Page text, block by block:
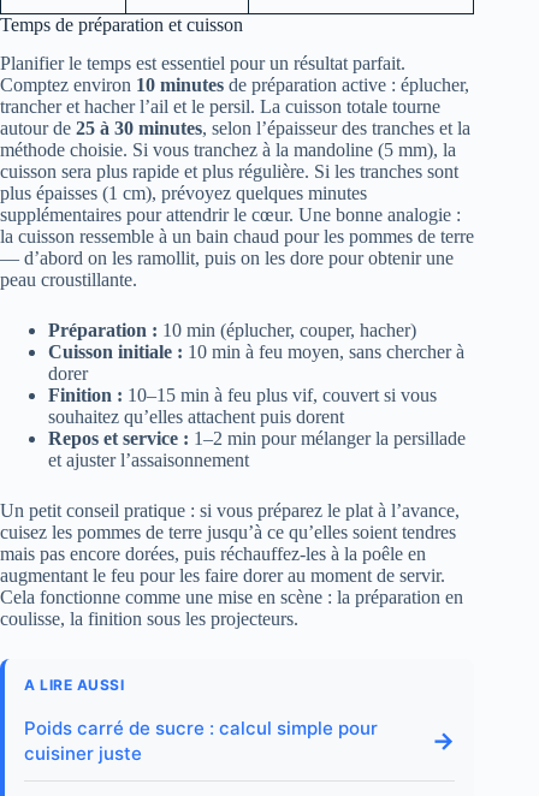
Temps de préparation et cuisson
Planifier le temps est essentiel pour un résultat parfait.
Comptez environ 10 minutes de préparation active : éplucher,
trancher et hacher l’ail et le persil. La cuisson totale tourne
autour de 25 à 30 minutes, selon l’épaisseur des tranches et la
méthode choisie. Si vous tranchez à la mandoline (5 mm), la
cuisson sera plus rapide et plus régulière. Si les tranches sont
plus épaisses (1 cm), prévoyez quelques minutes
supplémentaires pour attendrir le cœur. Une bonne analogie :
la cuisson ressemble à un bain chaud pour les pommes de terre
— d’abord on les ramollit, puis on les dore pour obtenir une
peau croustillante.
Préparation : 10 min (éplucher, couper, hacher)
Cuisson initiale : 10 min à feu moyen, sans chercher à
dorer
Finition : 10–15 min à feu plus vif, couvert si vous
souhaitez qu’elles attachent puis dorent
Repos et service : 1–2 min pour mélanger la persillade
et ajuster l’assaisonnement
Un petit conseil pratique : si vous préparez le plat à l’avance,
cuisez les pommes de terre jusqu’à ce qu’elles soient tendres
mais pas encore dorées, puis réchauffez-les à la poêle en
augmentant le feu pour les faire dorer au moment de servir.
Cela fonctionne comme une mise en scène : la préparation en
coulisse, la finition sous les projecteurs.
A LIRE AUSSI
Poids carré de sucre : calcul simple pour
cuisiner juste
→